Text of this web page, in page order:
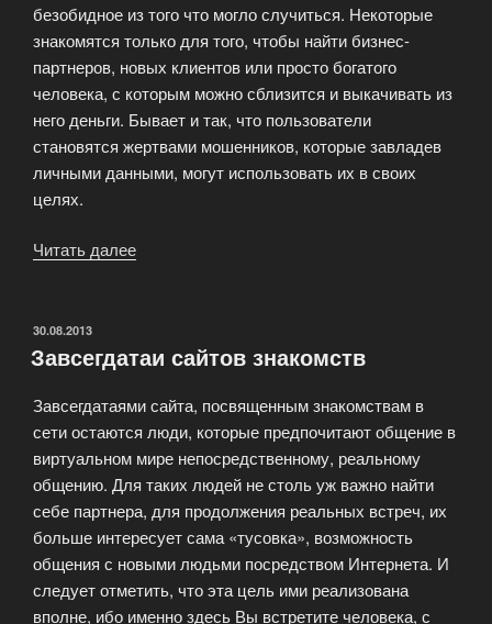
безобидное из того что могло случиться. Некоторые
знакомятся только для того, чтобы найти бизнес-
партнеров, новых клиентов или просто богатого
человека, с которым можно сблизится и выкачивать из
него деньги. Бывает и так, что пользователи
становятся жертвами мошенников, которые завладев
личными данными, могут использовать их в своих
целях.
Читать далее
кто
ОПУБЛИКОВАНО
30.08.2013
Завсегдатаи сайтов знакомств
Завсегдатаями сайта, посвященным знакомствам в
сети остаются люди, которые предпочитают общение в
виртуальном мире непосредственному, реальному
общению. Для таких людей не столь уж важно найти
себе партнера, для продолжения реальных встреч, их
больше интересует сама «тусовка», возможность
общения с новыми людьми посредством Интернета. И
следует отметить, что эта цель ими реализована
вполне, ибо именно здесь Вы встретите человека, с